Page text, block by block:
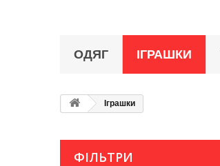
ОДЯГ ІГРАШКИ
Іграшки
ФІЛЬТРИ